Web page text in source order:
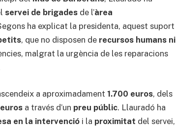
servei de brigades de l’àrea
ha explicat la presidenta, aquest suport
, que no disposen de recursos humans ni
malgrat la urgència de les reparacions
a aproximadament 1.700 euros, dels
a través d’un preu públic. Llauradó ha
en la intervenció i la proximitat del servei,